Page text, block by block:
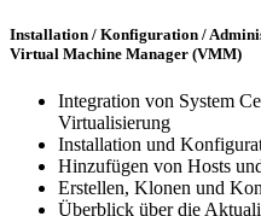
Installation / Konfiguration /
Virtual Machine Manager (VMM)
Integration von System
Virtualisierung
Installation und
Hinzufügen von Hosts
Erstellen, Klonen und
Überblick über die